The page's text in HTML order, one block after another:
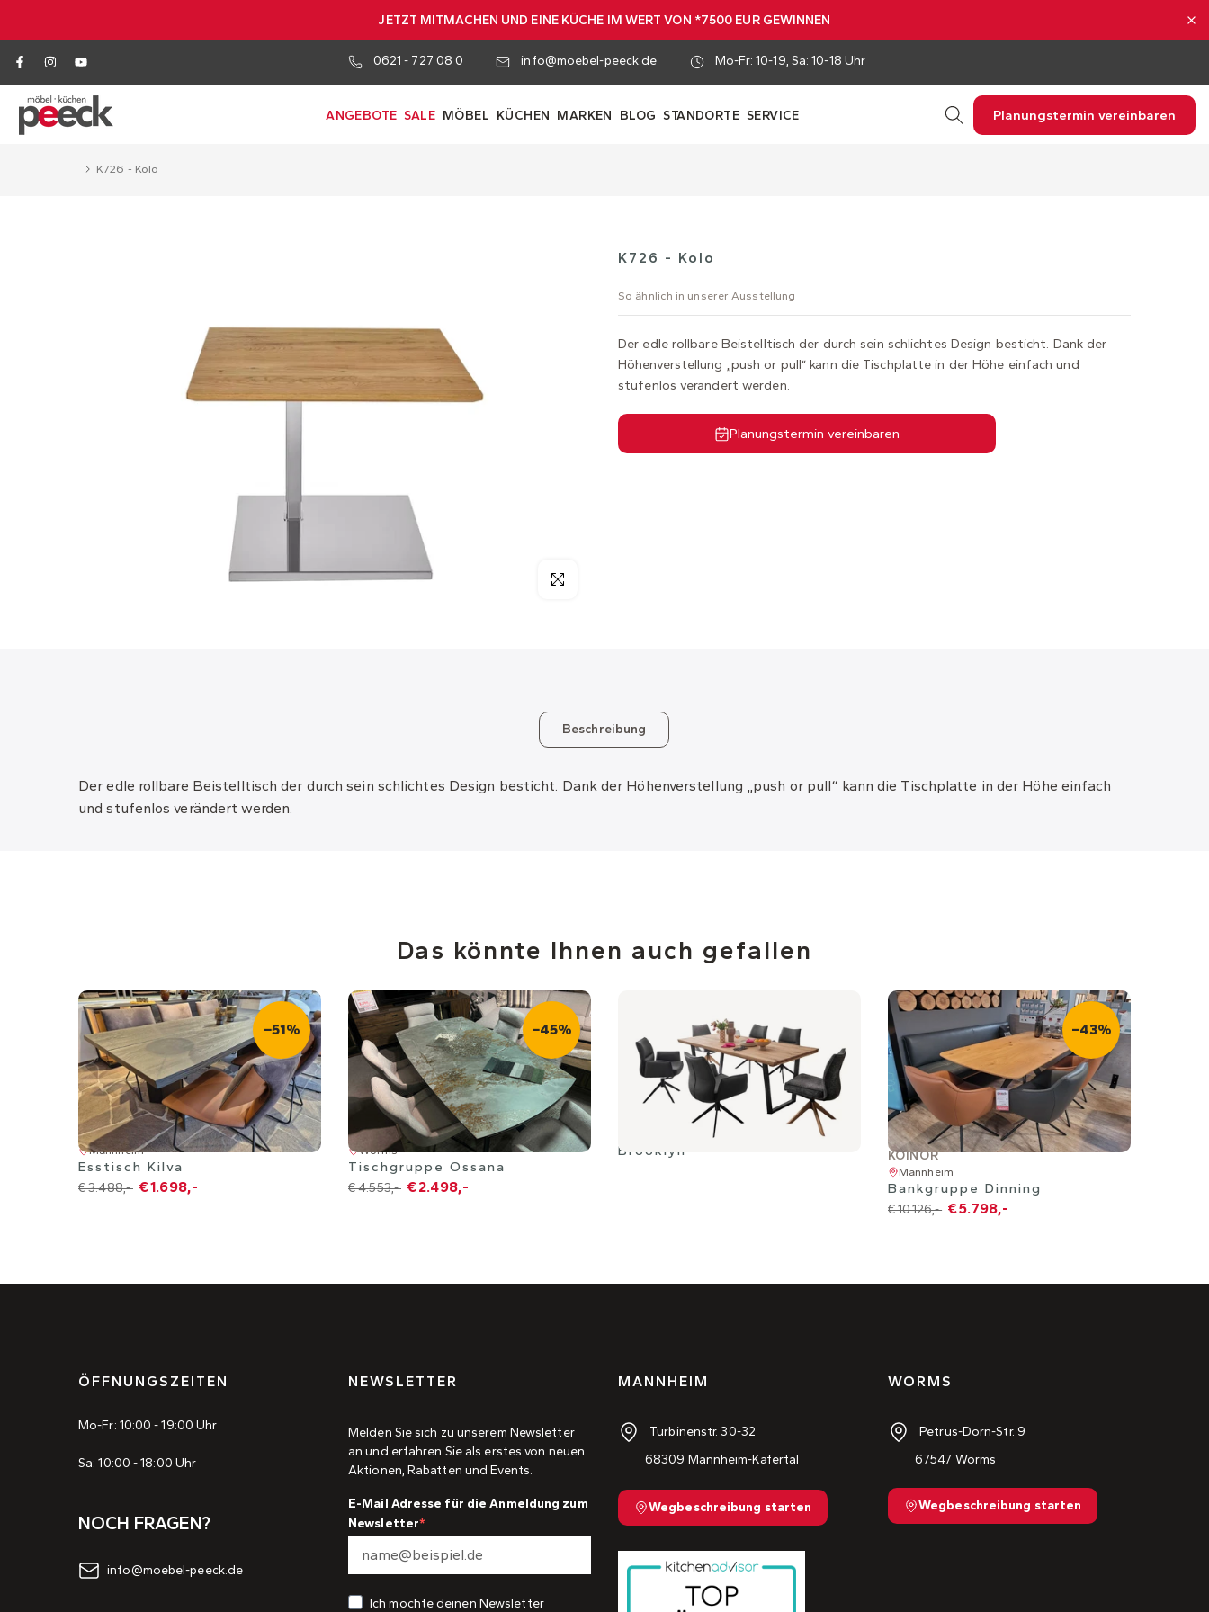
JETZT MITMACHEN UND EINE KÜCHE IM WERT VON *7500 EUR GEWINNEN
0621 - 727 08 0 info@moebel-peeck.de Mo-Fr: 10-19, Sa: 10-18 Uhr
ANGEBOTE SALE MÖBEL KÜCHEN MARKEN BLOG STANDORTE SERVICE Planungstermin vereinbaren
K726 - Kolo
K726 - Kolo
So ähnlich in unserer Ausstellung
Der edle rollbare Beistelltisch der durch sein schlichtes Design besticht. Dank der
Höhenverstellung „push or pull“ kann die Tischplatte in der Höhe einfach und
stufenlos verändert werden.
Planungstermin vereinbaren
Beschreibung
Der edle rollbare Beistelltisch der durch sein schlichtes Design besticht. Dank der Höhenverstellung „push or pull“ kann die Tischplatte in der Höhe einfach
und stufenlos verändert werden.
Das könnte Ihnen auch gefallen
−51%
Mannheim
Esstisch Kilva
€ 3.488,- € 1.698,-
−45%
Worms
Tischgruppe Ossana
€ 4.553,- € 2.498,-
Brooklyn
−43%
KOINOR
Mannheim
Bankgruppe Dinning
€ 10.126,- € 5.798,-
ÖFFNUNGSZEITEN
Mo-Fr: 10:00 - 19:00 Uhr
Sa: 10:00 - 18:00 Uhr
NOCH FRAGEN?
info@moebel-peeck.de
NEWSLETTER
Melden Sie sich zu unserem Newsletter
an und erfahren Sie als erstes von neuen
Aktionen, Rabatten und Events.
E-Mail Adresse für die Anmeldung zum
Newsletter
Ich möchte deinen Newsletter
MANNHEIM
Turbinenstr. 30-32
68309 Mannheim-Käfertal
Wegbeschreibung starten
WORMS
Petrus-Dorn-Str. 9
67547 Worms
Wegbeschreibung starten